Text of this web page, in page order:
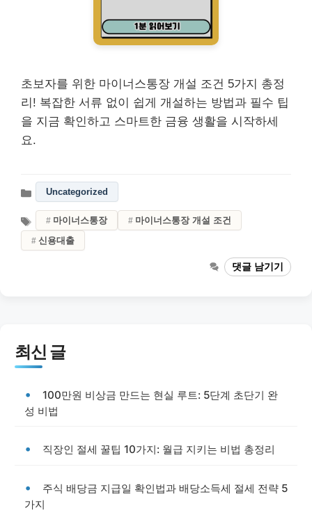
초보자를 위한 마이너스통장 개설 조건 5가지 총정
리! 복잡한 서류 없이 쉽게 개설하는 방법과 필수 팁
을 지금 확인하고 스마트한 금융 생활을 시작하세
요.
Uncategorized
마이너스통장
마이너스통장 개설 조건
신용대출
댓글 남기기
최신 글
100만원 비상금 만드는 현실 루트: 5단계 초단기 완
성 비법
직장인 절세 꿀팁 10가지: 월급 지키는 비법 총정리
주식 배당금 지급일 확인법과 배당소득세 절세 전략 5
가지